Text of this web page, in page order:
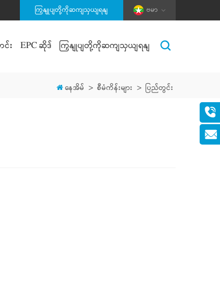
ဗမာ
ကြှနျုပျတို့ကိုဆကျသှယျရနျ
း EPC ဆိုဒ် ကြှနျုပျတို့ကိုဆကျသှယျရနျ
နေအိမ် > စီမံကိန်းများ > ပြည်တွင်း